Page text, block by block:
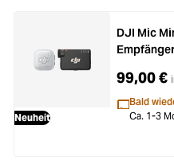
Loading...
Loading... Ferngläser
Neuheit
DJI Mic
99,00 €
Bald
Ca. 1-3